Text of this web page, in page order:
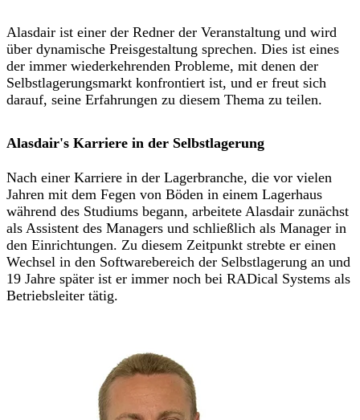
Alasdair ist einer der Redner der Veranstaltung und wird
über dynamische Preisgestaltung sprechen. Dies ist eines
der immer wiederkehrenden Probleme, mit denen der
Selbstlagerungsmarkt konfrontiert ist, und er freut sich
darauf, seine Erfahrungen zu diesem Thema zu teilen.
Alasdair's Karriere in der Selbstlagerung
Nach einer Karriere in der Lagerbranche, die vor vielen
Jahren mit dem Fegen von Böden in einem Lagerhaus
während des Studiums begann, arbeitete Alasdair zunächst
als Assistent des Managers und schließlich als Manager in
den Einrichtungen. Zu diesem Zeitpunkt strebte er einen
Wechsel in den Softwarebereich der Selbstlagerung an und
19 Jahre später ist er immer noch bei RADical Systems als
Betriebsleiter tätig.